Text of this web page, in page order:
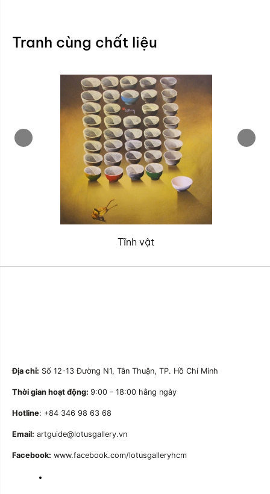
Tranh cùng chất liệu
Tĩnh vật
Địa chỉ: Số 12-13 Đường N1, Tân Thuận, TP. Hồ Chí Minh
Thời gian hoạt động: 9:00 - 18:00 hằng ngày
Hotline: +84 346 98 63 68
Email: artguide@lotusgallery.vn
Facebook: www.facebook.com/lotusgalleryhcm